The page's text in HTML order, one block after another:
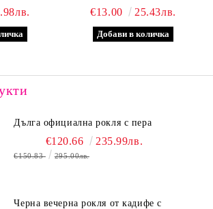
€13.00
25.43лв.
Дълга официална рокля с пера
€120.66 235.99лв.
€150.83 295.00лв.
Черна вечерна рокля от кадифе с